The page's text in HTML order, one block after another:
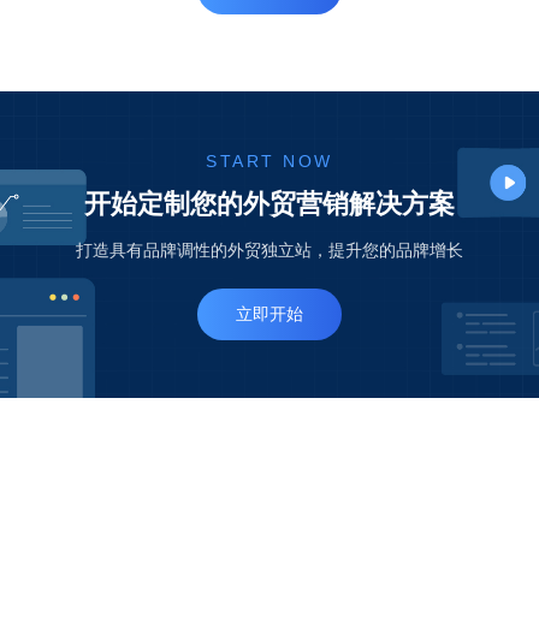
START NOW
开始定制您的外贸营销解决方案
打造具有品牌调性的外贸独立站，提升您的品牌增长
立即开始